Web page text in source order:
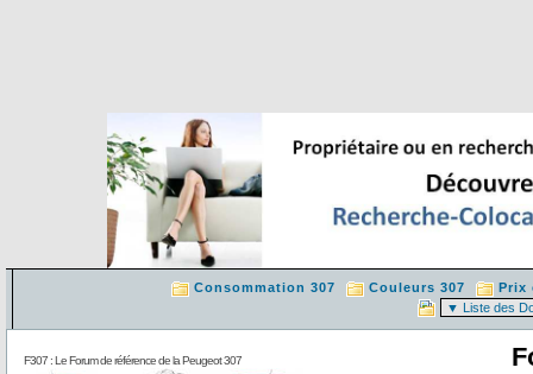
Consommation 307 Couleurs 307 Prix
F307 : Le Forum de référence de la Peugeot 307